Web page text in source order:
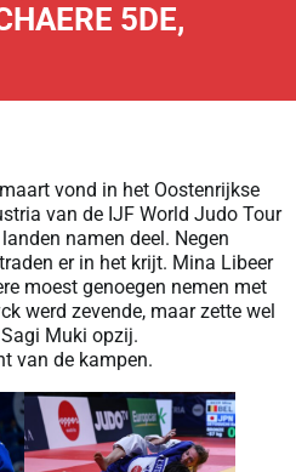
5DE,
vond in het Oostenrijkse
van de IJF World Judo Tour
namen deel. Negen
er in het krijt. Mina Libeer
moest genoegen nemen met
werd zevende, maar zette wel
Muki opzij.
van de kampen.